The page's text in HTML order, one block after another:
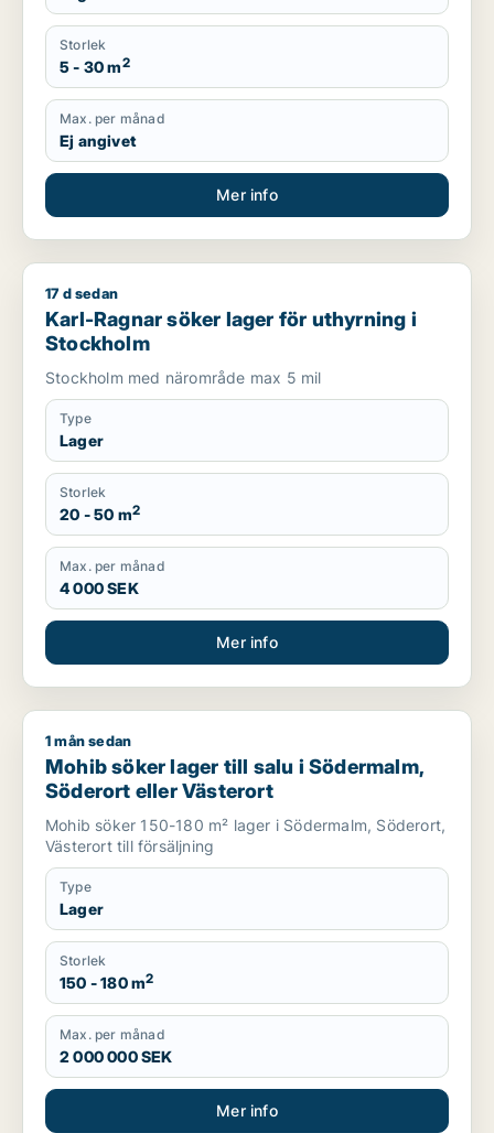
Storlek
5 - 30 m2
Max. per månad
Ej angivet
Mer info
Karl-Ragnar söker lager för uthyrning i Stockholm
17 d sedan
Karl-Ragnar söker lager för uthyrning i
Stockholm
Stockholm med närområde max 5 mil
Type
Lager
Storlek
20 - 50 m2
Max. per månad
4 000 SEK
Mer info
Mohib söker lager till salu i Södermalm, Söderort eller
1 mån sedan
Mohib söker lager till salu i Södermalm,
Söderort eller Västerort
Mohib söker 150-180 m² lager i Södermalm, Söderort,
Västerort till försäljning
Type
Lager
Storlek
150 - 180 m2
Max. per månad
2 000 000 SEK
Mer info